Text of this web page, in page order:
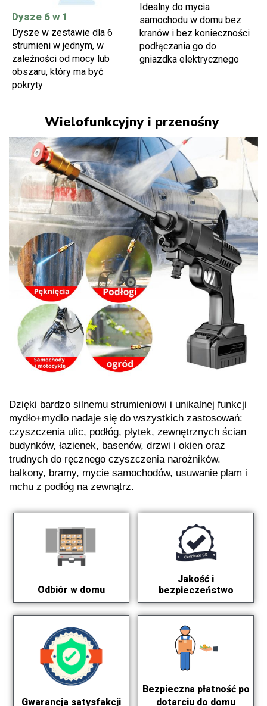
Dysze 6 w 1
Dysze w zestawie dla 6
strumieni w jednym, w
zależności od mocy lub
obszaru, który ma być
pokryty
Idealny do mycia
samochodu w domu bez
kranów i bez konieczności
podłączania go do
gniazdka elektrycznego
Wielofunkcyjny i przenośny
Dzięki bardzo silnemu strumieniowi i unikalnej funkcji
mydło+mydło nadaje się do wszystkich zastosowań:
czyszczenia ulic, podłóg, płytek, zewnętrznych ścian
budynków, łazienek, basenów, drzwi i okien oraz
trudnych do ręcznego czyszczenia narożników.
balkony, bramy, mycie samochodów, usuwanie plam i
mchu z podłóg na zewnątrz.
Odbiór w domu
Jakość i
bezpieczeństwo
Gwarancja satysfakcji
Bezpieczna płatność po
dotarciu do domu